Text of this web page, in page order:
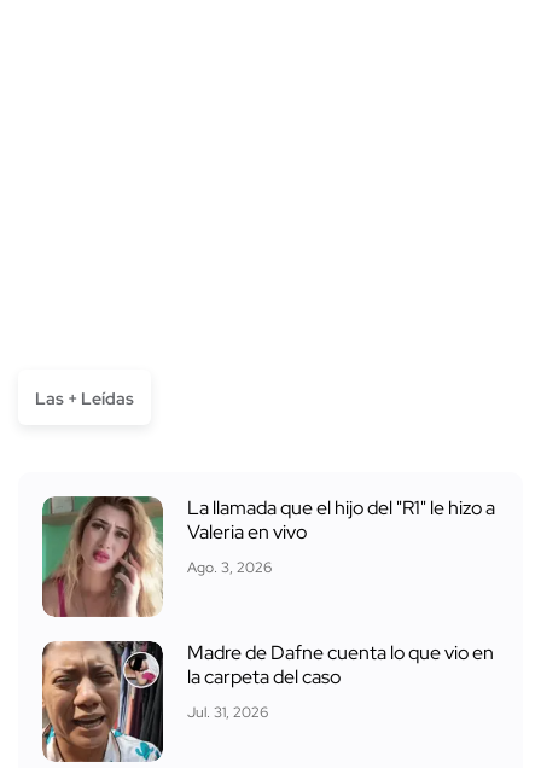
Las + Leídas
La llamada que el hijo del "R1" le hizo a
Valeria en vivo
Ago. 3, 2026
Madre de Dafne cuenta lo que vio en
la carpeta del caso
Jul. 31, 2026